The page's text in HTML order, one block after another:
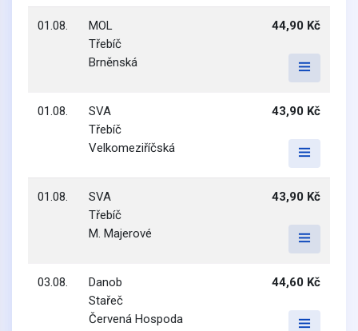
01.08.
MOL
Třebíč
Brněnská
44,90 Kč
01.08.
SVA
Třebíč
Velkomeziříčská
43,90 Kč
01.08.
SVA
Třebíč
M. Majerové
43,90 Kč
03.08.
Danob
Stařeč
Červená Hospoda
44,60 Kč